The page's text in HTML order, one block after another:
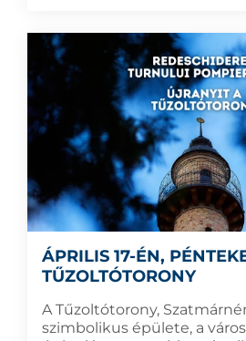
ÁPRILIS 17-ÉN,
TŰZOLTÓTORONY
A Tűzoltótorony,
szimbolikus épülete, a